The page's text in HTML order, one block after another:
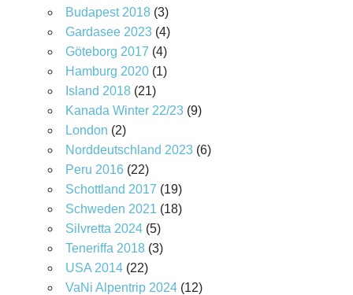
Budapest 2018(3)
Gardasee 2023(4)
Göteborg 2017 (4)
Hamburg 2020(1)
Island 2018(21)
Kanada Winter 22/23(9)
London (2)
Norddeutschland 2023(6)
Peru 2016(22)
Schottland 2017 (19)
Schweden 2021 (18)
Silvretta 2024(5)
Teneriffa 2018(3)
USA 2014(22)
VaNi Alpentrip 2024(12)